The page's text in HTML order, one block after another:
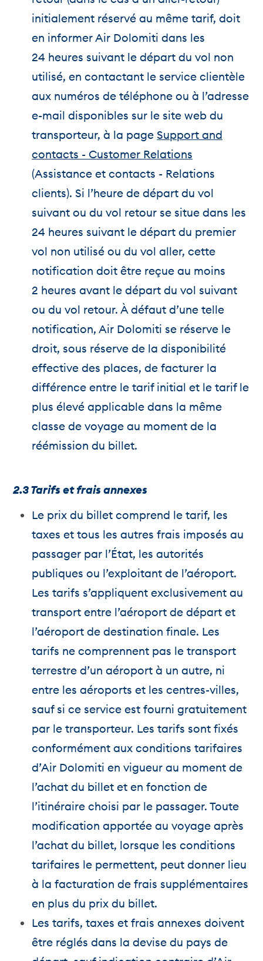
initialement réservé au même tarif, doit
en informer Air Dolomiti dans les
24 heures suivant le départ du vol non
utilisé, en contactant le service clientèle
aux numéros de téléphone ou à l’adresse
e-mail disponibles sur le site web du
transporteur, à la page Support and
contacts - Customer Relations
(Assistance et contacts - Relations
clients). Si l’heure de départ du vol
suivant ou du vol retour se situe dans les
24 heures suivant le départ du premier
vol non utilisé ou du vol aller, cette
notification doit être reçue au moins
2 heures avant le départ du vol suivant
ou du vol retour. À défaut d’une telle
notification, Air Dolomiti se réserve le
droit, sous réserve de la disponibilité
effective des places, de facturer la
différence entre le tarif initial et le tarif le
plus élevé applicable dans la même
classe de voyage au moment de la
réémission du billet.
2.3 Tarifs et frais annexes
Le prix du billet comprend le tarif, les
taxes et tous les autres frais imposés au
passager par l’État, les autorités
publiques ou l’exploitant de l’aéroport.
Les tarifs s’appliquent exclusivement au
transport entre l’aéroport de départ et
l’aéroport de destination finale. Les
tarifs ne comprennent pas le transport
terrestre d’un aéroport à un autre, ni
entre les aéroports et les centres-villes,
sauf si ce service est fourni gratuitement
par le transporteur. Les tarifs sont fixés
conformément aux conditions tarifaires
d’Air Dolomiti en vigueur au moment de
l’achat du billet et en fonction de
l’itinéraire choisi par le passager. Toute
modification apportée au voyage après
l’achat du billet, lorsque les conditions
tarifaires le permettent, peut donner lieu
à la facturation de frais supplémentaires
en plus du prix du billet.
Les tarifs, taxes et frais annexes doivent
être réglés dans la devise du pays de